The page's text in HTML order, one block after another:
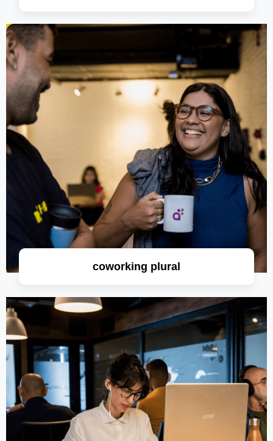
saiba mais
coworking plural
saiba mais